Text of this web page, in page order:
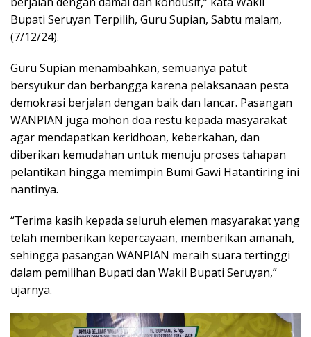
Bupati Seruyan Terpilih, Guru Supian, Sabtu malam,
(7/12/24).
Guru Supian menambahkan, semuanya patut
bersyukur dan berbangga karena pelaksanaan pesta
demokrasi berjalan dengan baik dan lancar. Pasangan
WANPIAN juga mohon doa restu kepada masyarakat
agar mendapatkan keridhoan, keberkahan, dan
diberikan kemudahan untuk menuju proses tahapan
pelantikan hingga memimpin Bumi Gawi Hatantiring ini
nantinya.
“Terima kasih kepada seluruh elemen masyarakat yang
telah memberikan kepercayaan, memberikan amanah,
sehingga pasangan WANPIAN meraih suara tertinggi
dalam pemilihan Bupati dan Wakil Bupati Seruyan,”
ujarnya.